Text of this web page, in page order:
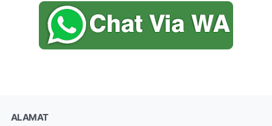
ALAMAT